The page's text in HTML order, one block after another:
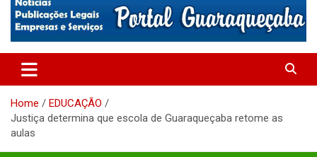
Home
EDUCAÇÃO
Justiça determina que escola de Guaraqueçaba retome as
aulas